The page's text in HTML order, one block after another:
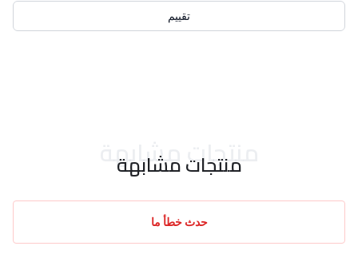
تقييم
منتجات مشابهة
منتجات مشابهة
حدث خطأ ما